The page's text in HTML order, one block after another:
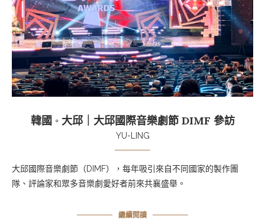
韓國 ◦ 大邱｜大邱國際音樂劇節 DIMF 參訪
YU-LING
大邱國際音樂劇節（DIMF），每年吸引來自不同國家的製作團
隊、評論家和眾多音樂劇愛好者前來共襄盛舉。
繼續閱讀